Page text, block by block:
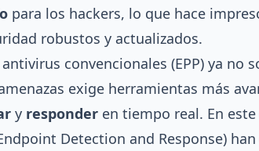
para los hackers, lo que hace
robustos y actualizados.
convencionales (EPP) ya no
exige herramientas más
y responder en tiempo real. En
Detection and Response)